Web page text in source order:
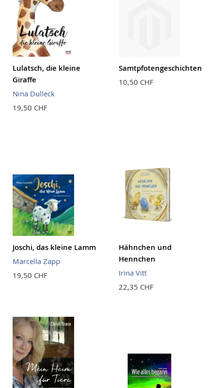
Lulatsch, die kleine
Giraffe
Nina Dulleck
19,50 CHF
Samtpfotengeschichten
10,50 CHF
Joschi, das kleine Lamm
Marcella Zapp
19,50 CHF
Hähnchen und
Hennchen
Irina Vitt
22,35 CHF